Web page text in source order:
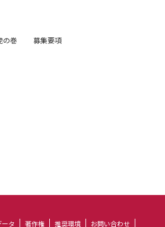
の巻
募集要項
ータ 著作権 推奨環境 お問い合わせ